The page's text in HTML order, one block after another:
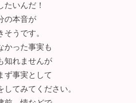
たいんだ！
の本音が
うです。
かった事実も
知れませんが
ず事実として
してみてください。